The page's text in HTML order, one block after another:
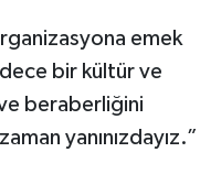
emek
bir kültür ve
beraberliğini
yanınızdayız.”